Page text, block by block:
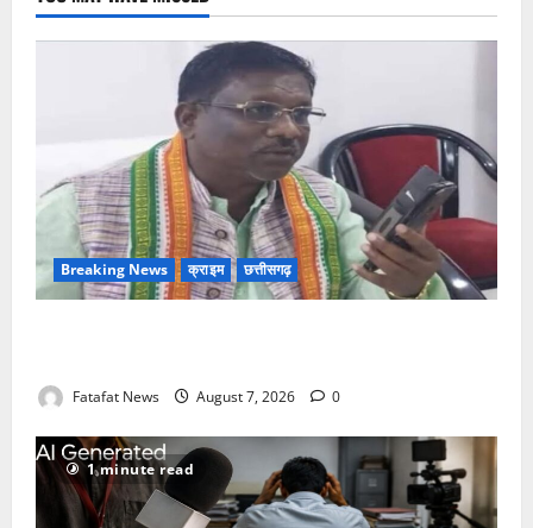
थी
क्लास.!
Breaking News क्राइम छत्तीसगढ़
Fatafat News August 7, 2026 0
1 minute read